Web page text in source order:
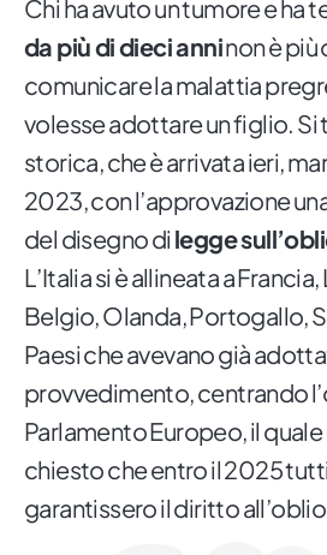
Chi ha avuto un tumore e ha
da più di dieci anninon è
comunicare la malattia
volesse adottare un figlio. Si
storica, che è arrivata ieri,
2023, con l’approvazione
del disegno di legge
L’Italia si è allineata a
Belgio, Olanda, Portogallo,
Paesi che avevano già
provvedimento, centrando
Parlamento Europeo, il
chiesto che entro il 2025
garantissero il diritto